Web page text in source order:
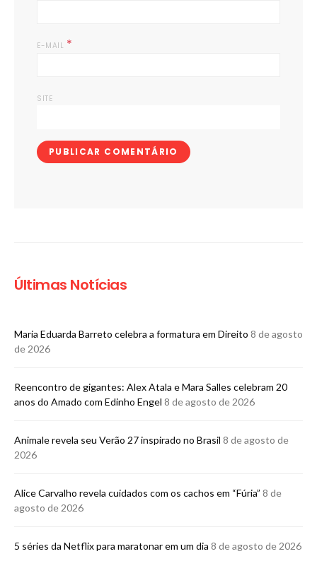
E-MAIL *
SITE
Últimas Notícias
Maria Eduarda Barreto celebra a formatura em Direito 8 de agosto
de 2026
Reencontro de gigantes: Alex Atala e Mara Salles celebram 20
anos do Amado com Edinho Engel 8 de agosto de 2026
Animale revela seu Verão 27 inspirado no Brasil 8 de agosto de
2026
Alice Carvalho revela cuidados com os cachos em “Fúria” 8 de
agosto de 2026
5 séries da Netflix para maratonar em um dia 8 de agosto de 2026